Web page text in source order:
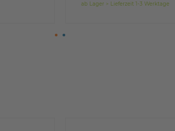
ab Lager > Lieferzeit 1-3 Werktage